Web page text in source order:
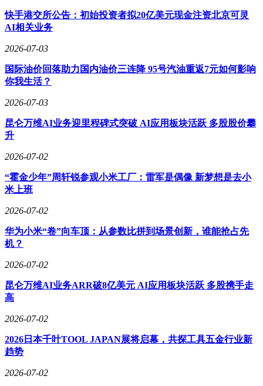
事件起因源于一场电影首映礼。韩红在现场发言中因表述不够
严谨，被剪辑后在网络广泛传播，引发公众对其“道德绑架”的
快手港交所公告：初始投资者拟20亿美元现金注资北京可灵
AI相关业务
2026-07-03
国际油价回落助力国内油价三连降 95号汽油重返7元如何影响
你我生活？
2026-07-03
昆仑万维AI业务迎里程碑式突破 AI应用板块活跃 多股股价攀
升
2026-07-02
“霍金少年”周轩锐参观小米工厂：雷军是偶像 新梦想是去小
米上班
2026-07-02
华为小米“卷”向车顶：从参数比拼到场景创新，谁能抢占先
机？
2026-07-02
昆仑万维AI业务ARR破8亿美元 AI应用板块活跃 多股携手走
高
2026-07-02
2026日本千叶TOOL JAPAN展将启幕，共探工具五金行业新
趋势
2026-07-02